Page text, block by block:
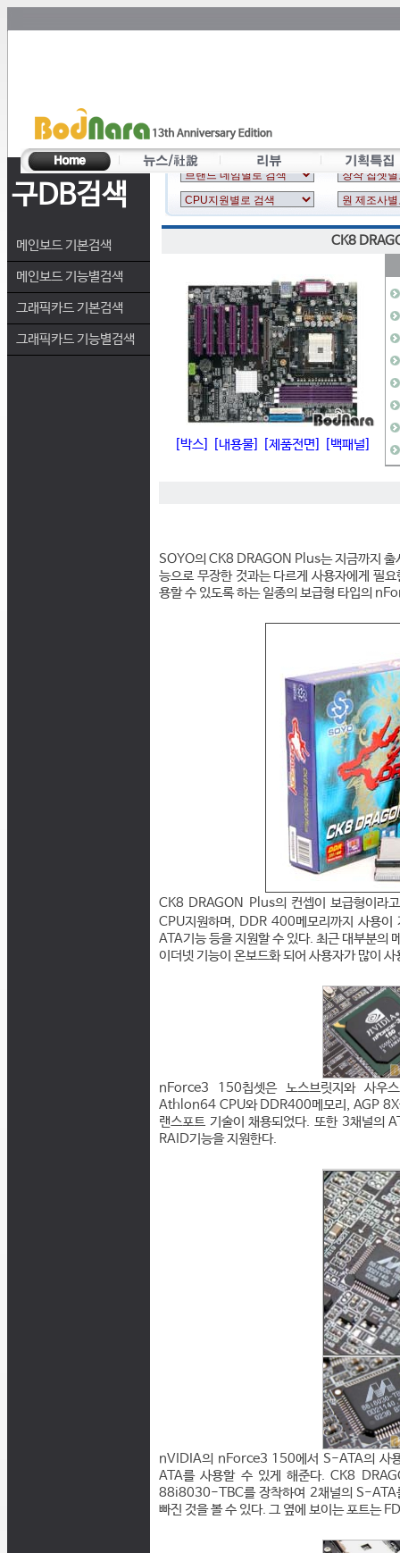
구DB검색
메인보드 기본검색
메인보드 기능별검색
그래픽카드 기본검색
그래픽카드 기능별검색
CK8
[박스] [내용물] [제품전면] [백패널]
SOYO의 CK8 DRAGON Plus는 지금까지
능으로 무장한 것과는 다르게 사용자에게 필
용할 수 있도록 하는 일종의 보급형 타입의
CK8 DRAGON Plus의 컨셉이 보급형이라
CPU지원하며, DDR 400메모리까지 사용
ATA기능 등을 지원할 수 있다. 최근 대부분
이더넷 기능이 온보드화 되어 사용자가 많이
nForce3 150칩셋은 노스브릿지와 사우
Athlon64 CPU와 DDR400메모리, AGP 8X
랜스포트 기술이 채용되었다. 또한 3채널
RAID기능을 지원한다.
nVIDIA의 nForce3 150에서 S-ATA의 사
ATA를 사용할 수 있게 해준다. CK8
88i8030-TBC를 장착하여 2채널의 S-ATA
빠진 것을 볼 수 있다. 그 옆에 보이는 포트는